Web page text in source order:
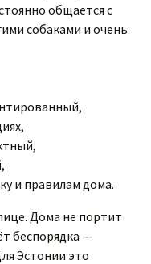
общается с
собаками и очень
и правилам дома.
Дома не портит
беспорядка —
Эстонии это